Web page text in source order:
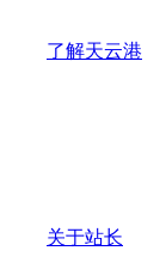
了解天云港
关于站长